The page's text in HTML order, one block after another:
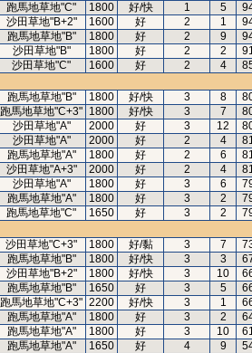
跑馬地草地"C" 1800 好/快 1 5
沙田草地"B+2" 1600 好 2 1
跑馬地草地"B" 1800 好 2 9
沙田草地"B" 1800 好 2 2
沙田草地"C" 1600 好 2 4
跑馬地草地"B" 1800 好/快 3 8
跑馬地草地"C+3" 1800 好/快 3 7
沙田草地"A" 2000 好 3 12
沙田草地"A" 2000 好 2 4
跑馬地草地"A" 1800 好 2 6
沙田草地"A+3" 2000 好 2 4
沙田草地"A" 1800 好 3 6
跑馬地草地"A" 1800 好 3 2
跑馬地草地"C" 1650 好 3 2
沙田草地"C+3" 1800 好/黏 3 7
跑馬地草地"B" 1800 好/快 3 3
沙田草地"B+2" 1800 好/快 3 10
跑馬地草地"B" 1650 好 3 5
跑馬地草地"C+3" 2200 好/快 3 1
跑馬地草地"A" 1800 好 3 2
跑馬地草地"A" 1800 好 3 10
跑馬地草地"A" 1650 好 4 9